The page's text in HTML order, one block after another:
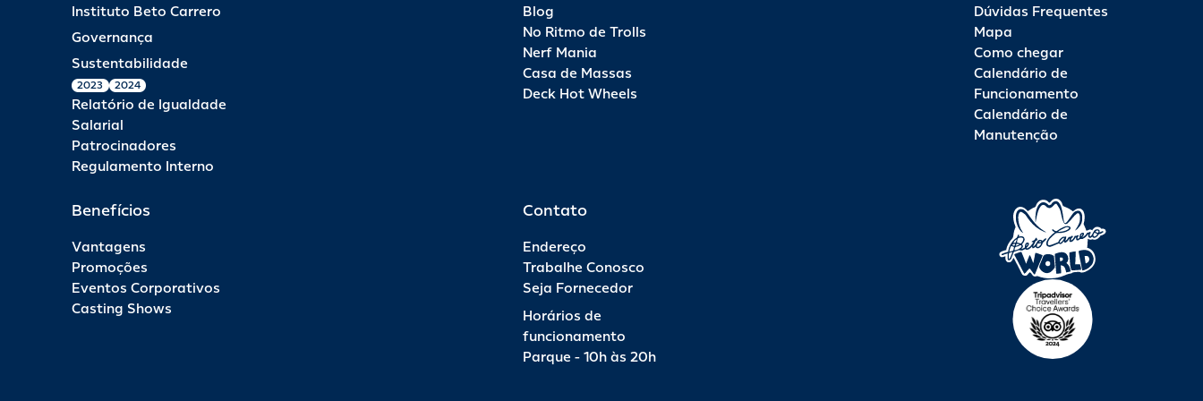
Instituto Beto Carrero
Governança
Sustentabilidade
2023 2024
Relatório de Igualdade
Salarial
Patrocinadores
Regulamento Interno
Blog
No Ritmo de Trolls
Nerf Mania
Casa de Massas
Deck Hot Wheels
Dúvidas Frequentes
Mapa
Como chegar
Calendário de
Funcionamento
Calendário de
Manutenção
Benefícios
Vantagens
Promoções
Eventos Corporativos
Casting Shows
Contato
Endereço
Trabalhe Conosco
Seja Fornecedor
Horários de
funcionamento
Parque - 10h às 20h